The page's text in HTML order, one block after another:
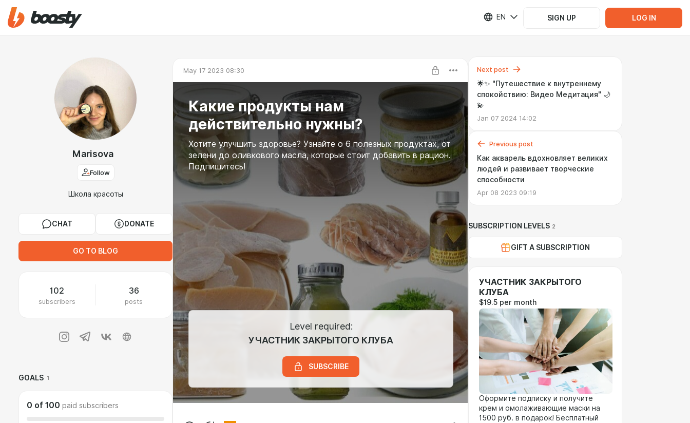
EN SIGN UP LOG IN
Marisova
Follow
Школа красоты
CHAT DONATE
GO TO BLOG
102
subscribers
36
posts
GOALS 1
0 of 100 paid subscribers
May 17 2023 08:30
Какие продукты нам
действительно нужны?
Хотите улучшить здоровье? Узнайте о 6 полезных продуктах, от
зелени до оливкового масла, которые стоит добавить в рацион.
Подпишитесь!
Level required:
УЧАСТНИК ЗАКРЫТОГО КЛУБА
SUBSCRIBE
Next post
🌟✨ "Путешествие к внутреннему
спокойствию: Видео Медитация" 🌙
💫
Jan 07 2024 14:02
Previous post
Как акварель вдохновляет великих
людей и развивает творческие
способности
Apr 08 2023 09:19
SUBSCRIPTION LEVELS 2
GIFT A SUBSCRIPTION
УЧАСТНИК ЗАКРЫТОГО
КЛУБА
$19.5 per month
Оформите подписку и получите
крем и омолаживающие маски на
1500 руб. в подарок! Бесплатный